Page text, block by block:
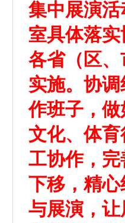
集中展演
室具体落
各省（区
实施。协
作班子，
文化、体
工协作，
下移，精
与展演，